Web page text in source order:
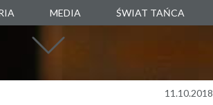
MEDIA
ŚWIAT TAŃCA
MANUARTE
11.10.2018